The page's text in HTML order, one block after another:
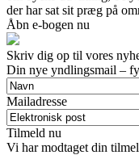
der har sat sit præg på
Åbn e-bogen nu
Skriv dig op til vores
Din nye yndlingsmail –
Mailadresse
Tilmeld nu
Vi har modtaget din